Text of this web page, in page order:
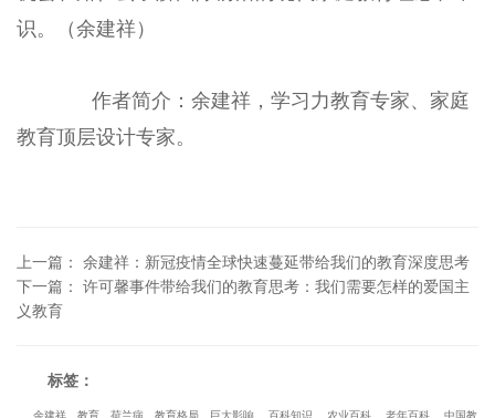
识。（余建祥）
作者简介：余建祥，学习力教育专家、家庭
教育顶层设计专家。
上一篇 ： 余建祥：新冠疫情全球快速蔓延带给我们的教育深度思考
下一篇 ： 许可馨事件带给我们的教育思考：我们需要怎样的爱国主
义教育
标签：